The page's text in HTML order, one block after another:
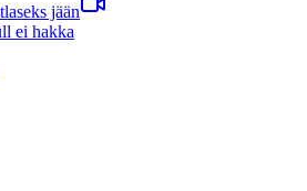
jään
ei hakka